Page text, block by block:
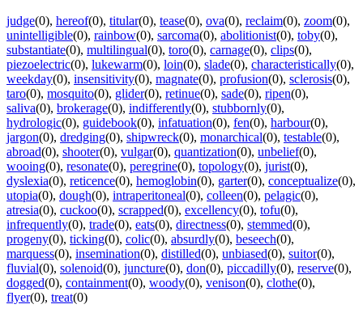
judge(0), hereof(0), titular(0), tease(0), ova(0), reclaim(0), zoom(0),
unintelligible(0), rainbow(0), sarcoma(0), abolitionist(0), toby(0),
substantiate(0), multilingual(0), toro(0), carnage(0), clips(0),
piezoelectric(0), lukewarm(0), loin(0), slade(0), characteristically(0),
weekday(0), insensitivity(0), magnate(0), profusion(0), sclerosis(0),
taro(0), mosquito(0), glider(0), retinue(0), sade(0), ripen(0),
saliva(0), brokerage(0), indifferently(0), stubbornly(0),
hydrologic(0), guidebook(0), infatuation(0), fen(0), harbour(0),
jargon(0), dredging(0), shipwreck(0), monarchical(0), testable(0),
abroad(0), shooter(0), vulgar(0), quantization(0), unbelief(0),
wooing(0), resonate(0), peregrine(0), topology(0), jurist(0),
dyslexia(0), reticence(0), hemoglobin(0), garter(0), conceptualize(0),
utopia(0), dough(0), intraperitoneal(0), colleen(0), pelagic(0),
atresia(0), cuckoo(0), scrapped(0), excellency(0), tofu(0),
infrequently(0), trade(0), eats(0), directness(0), stemmed(0),
progeny(0), ticking(0), colic(0), absurdly(0), beseech(0),
marquess(0), insemination(0), distilled(0), unbiased(0), suitor(0),
fluvial(0), solenoid(0), juncture(0), don(0), piccadilly(0), reserve(0),
dogged(0), containment(0), woody(0), venison(0), clothe(0),
flyer(0), treat(0)